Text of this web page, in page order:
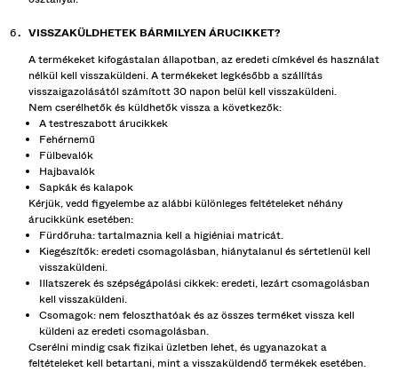
VISSZAKÜLDHETEK BÁRMILYEN ÁRUCIKKET?
A termékeket kifogástalan állapotban, az eredeti címkével és használat
nélkül kell visszaküldeni. A termékeket legkésőbb a szállítás
visszaigazolásától számított 30 napon belül kell visszaküldeni.
Nem cserélhetők és küldhetők vissza a következők:
A testreszabott árucikkek
Fehérnemű
Fülbevalók
Hajbavalók
Sapkák és kalapok
Kérjük, vedd figyelembe az alábbi különleges feltételeket néhány
árucikkünk esetében:
Fürdőruha: tartalmaznia kell a higiéniai matricát.
Kiegészítők: eredeti csomagolásban, hiánytalanul és sértetlenül kell
visszaküldeni.
Illatszerek és szépségápolási cikkek: eredeti, lezárt csomagolásban
kell visszaküldeni.
Csomagok: nem feloszthatóak és az összes terméket vissza kell
küldeni az eredeti csomagolásban.
Cserélni mindig csak fizikai üzletben lehet, és ugyanazokat a
feltételeket kell betartani, mint a visszaküldendő termékek esetében.